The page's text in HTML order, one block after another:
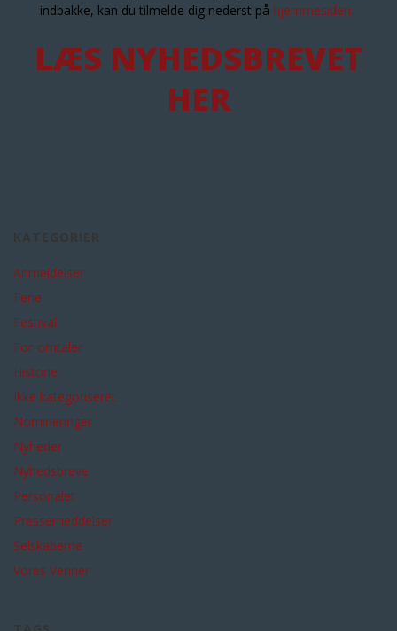
indbakke, kan du tilmelde dig nederst på hjemmesiden.
LÆS NYHEDSBREVET
HER
Anmeldelser
Ferie
Festival
For-omtaler
Historie
Ikke kategoriseret
Nomineringer
Nyheder
Nyhedsbreve
Personalet
Pressemeddelser
Selskaberne
Vores Venner